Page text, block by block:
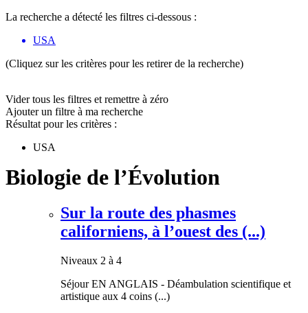
La recherche a détecté les filtres ci-dessous :
USA
(Cliquez sur les critères pour les retirer de la recherche)
Vider tous les filtres et remettre à zéro
Ajouter un filtre à ma recherche
Résultat pour les critères :
USA
Biologie de l’Évolution
Sur la route des phasmes
californiens, à l’ouest des (...)
Niveaux 2 à 4
Séjour EN ANGLAIS - Déambulation scientifique et
artistique aux 4 coins (...)